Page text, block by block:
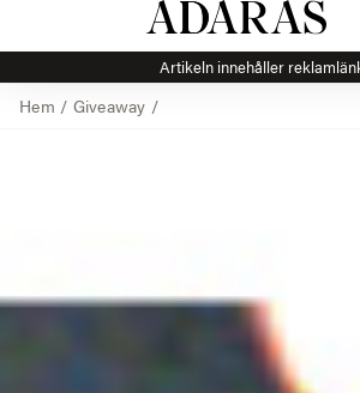
Artikeln innehåller
Hem / Giveaway /